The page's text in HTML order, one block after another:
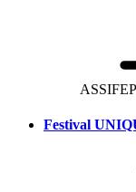
ASSIFEP
Festival